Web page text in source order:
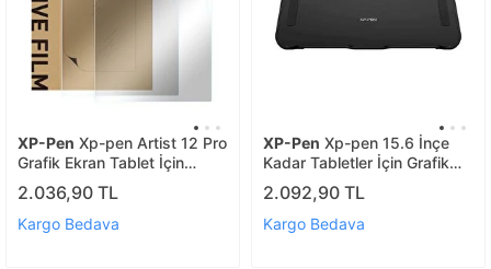
XP-Pen Xp-pen Artist 12 Pro
Grafik Ekran Tablet İçin
Koruyucu Film 2 Adet
2.036,90 TL
Kargo Bedava
XP-Pen Xp-pen 15.6 İnçe
Kadar Tabletler İçin Grafik
Ekran Tablet Standı (artist
15.6 And Artist 15.6 Pro)
2.092,90 TL
Kargo Bedava